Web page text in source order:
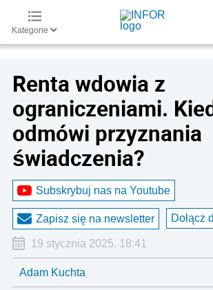
Kategorie
Renta wdowia z
ograniczeniami.
odmówi przyznania
świadczenia?
Subskrybuj nas na Youtube
Zapisz się na newsletter Dołącz
19 stycznia 2025, 18:41
Adam Kuchta